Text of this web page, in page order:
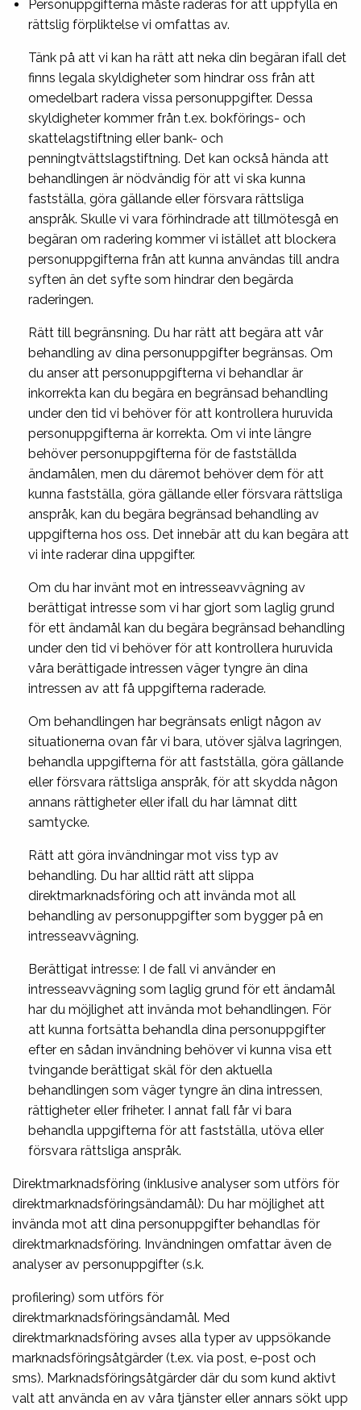
Personuppgifterna måste raderas för att uppfylla en
rättslig förpliktelse vi omfattas av.
Tänk på att vi kan ha rätt att neka din begäran ifall det
finns legala skyldigheter som hindrar oss från att
omedelbart radera vissa personuppgifter. Dessa
skyldigheter kommer från t.ex. bokförings- och
skattelagstiftning eller bank- och
penningtvättslagstiftning. Det kan också hända att
behandlingen är nödvändig för att vi ska kunna
fastställa, göra gällande eller försvara rättsliga
anspråk. Skulle vi vara förhindrade att tillmötesgå en
begäran om radering kommer vi istället att blockera
personuppgifterna från att kunna användas till andra
syften än det syfte som hindrar den begärda
raderingen.
Rätt till begränsning. Du har rätt att begära att vår
behandling av dina personuppgifter begränsas. Om
du anser att personuppgifterna vi behandlar är
inkorrekta kan du begära en begränsad behandling
under den tid vi behöver för att kontrollera huruvida
personuppgifterna är korrekta. Om vi inte längre
behöver personuppgifterna för de fastställda
ändamålen, men du däremot behöver dem för att
kunna fastställa, göra gällande eller försvara rättsliga
anspråk, kan du begära begränsad behandling av
uppgifterna hos oss. Det innebär att du kan begära att
vi inte raderar dina uppgifter.
Om du har invänt mot en intresseavvägning av
berättigat intresse som vi har gjort som laglig grund
för ett ändamål kan du begära begränsad behandling
under den tid vi behöver för att kontrollera huruvida
våra berättigade intressen väger tyngre än dina
intressen av att få uppgifterna raderade.
Om behandlingen har begränsats enligt någon av
situationerna ovan får vi bara, utöver själva lagringen,
behandla uppgifterna för att fastställa, göra gällande
eller försvara rättsliga anspråk, för att skydda någon
annans rättigheter eller ifall du har lämnat ditt
samtycke.
Rätt att göra invändningar mot viss typ av
behandling. Du har alltid rätt att slippa
direktmarknadsföring och att invända mot all
behandling av personuppgifter som bygger på en
intresseavvägning.
Berättigat intresse: I de fall vi använder en
intresseavvägning som laglig grund för ett ändamål
har du möjlighet att invända mot behandlingen. För
att kunna fortsätta behandla dina personuppgifter
efter en sådan invändning behöver vi kunna visa ett
tvingande berättigat skäl för den aktuella
behandlingen som väger tyngre än dina intressen,
rättigheter eller friheter. I annat fall får vi bara
behandla uppgifterna för att fastställa, utöva eller
försvara rättsliga anspråk.
Direktmarknadsföring (inklusive analyser som utförs för
direktmarknadsföringsändamål): Du har möjlighet att
invända mot att dina personuppgifter behandlas för
direktmarknadsföring. Invändningen omfattar även de
analyser av personuppgifter (s.k.
profilering) som utförs för
direktmarknadsföringsändamål. Med
direktmarknadsföring avses alla typer av uppsökande
marknadsföringsåtgärder (t.ex. via post, e-post och
sms). Marknadsföringsåtgärder där du som kund aktivt
valt att använda en av våra tjänster eller annars sökt upp